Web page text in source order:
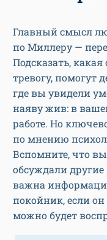
Главный смысл
по Миллеру —
Подсказать,
тревогу, помогут
где вы увидели
наяву жив: в
работе. Но
по мнению
Вспомните, что
обсуждали
важна
покойник, если он
можно будет